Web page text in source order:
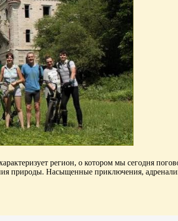
регион, о котором мы сегодня
природы. Насыщенные приключения,